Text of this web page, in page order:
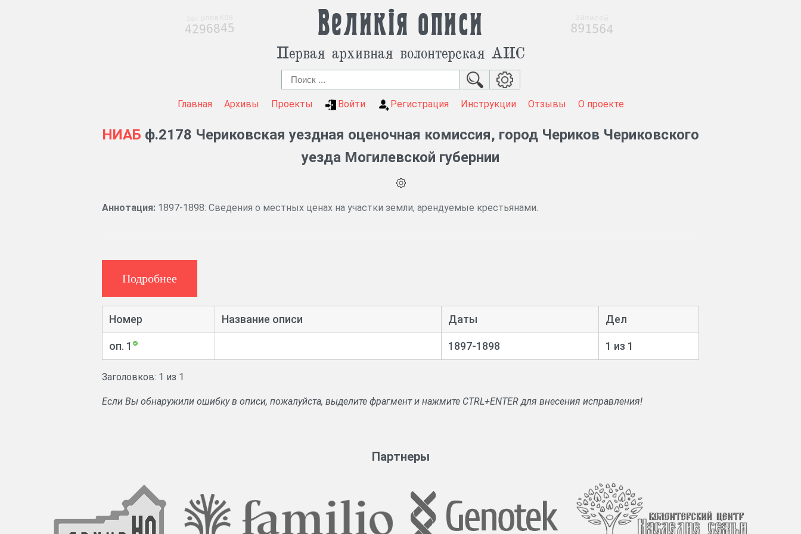
Великія описи
Первая архивная волонтерская АИС
Главная Архивы Проекты Войти Регистрация Инструкции Отзывы О проекте
НИАБ ф.2178 Чериковская уездная оценочная комиссия, город Чериков Чериковского
уезда Могилевской губернии
Аннотация: 1897-1898: Сведения о местных ценах на участки земли, арендуемые крестьянами.
Подробнее
Номер Название описи Даты Дел
оп. 1 1897-1898 1 из 1
Заголовков: 1 из 1
Если Вы обнаружили ошибку в описи, пожалуйста, выделите фрагмент и нажмите CTRL+ENTER для внесения исправления!
Партнеры
4296845 891564